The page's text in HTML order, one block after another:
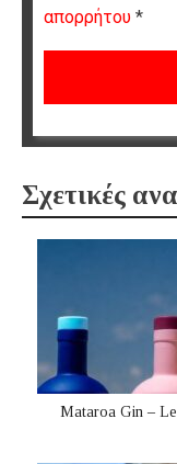
απορρήτου *
Σχετικές
Mataroa Gin –